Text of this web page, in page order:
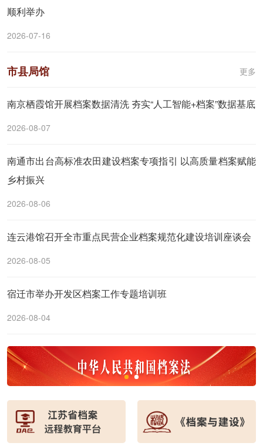
顺利举办
2026-07-16
市县局馆 更多
南京栖霞馆开展档案数据清洗 夯实“人工智能+档案”数据基底
2026-08-07
南通市出台高标准农田建设档案专项指引 以高质量档案赋能
乡村振兴
2026-08-06
连云港馆召开全市重点民营企业档案规范化建设培训座谈会
2026-08-05
宿迁市举办开发区档案工作专题培训班
2026-08-04